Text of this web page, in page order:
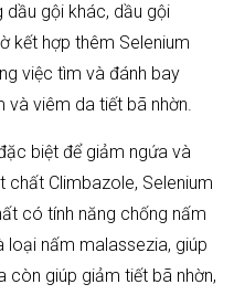
gội khác, dầu gội
kết hợp thêm Selenium
việc tìm và đánh bay
và viêm da tiết bã nhờn.
biệt để giảm ngứa và
chất Climbazole, Selenium
có tính năng chống nấm
loại nấm malassezia, giúp
còn giúp giảm tiết bã nhờn,